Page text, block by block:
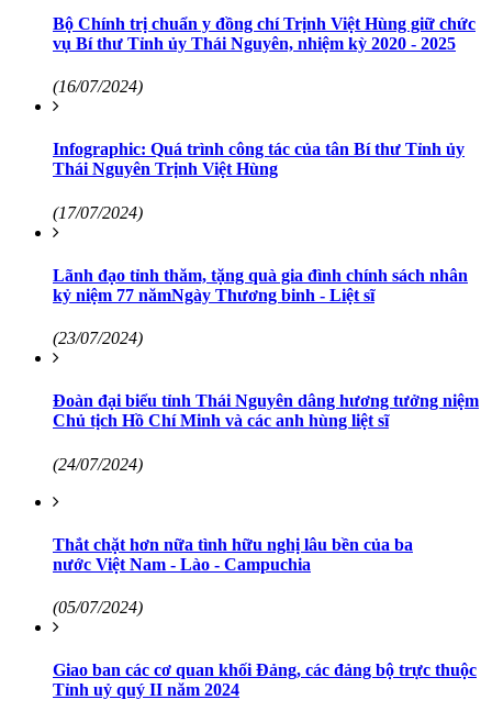
Bộ Chính trị chuẩn y đồng chí Trịnh Việt Hùng giữ chức
vụ Bí thư Tỉnh ủy Thái Nguyên, nhiệm kỳ 2020 - 2025
(16/07/2024)
Infographic: Quá trình công tác của tân Bí thư Tỉnh ủy
Thái Nguyên Trịnh Việt Hùng
(17/07/2024)
Lãnh đạo tỉnh thăm, tặng quà gia đình chính sách nhân
kỷ niệm 77 nămNgày Thương binh - Liệt sĩ
(23/07/2024)
Đoàn đại biểu tỉnh Thái Nguyên dâng hương tưởng niệm
Chủ tịch Hồ Chí Minh và các anh hùng liệt sĩ
(24/07/2024)
Thắt chặt hơn nữa tình hữu nghị lâu bền của ba
nước Việt Nam - Lào - Campuchia
(05/07/2024)
Giao ban các cơ quan khối Đảng, các đảng bộ trực thuộc
Tỉnh uỷ quý II năm 2024